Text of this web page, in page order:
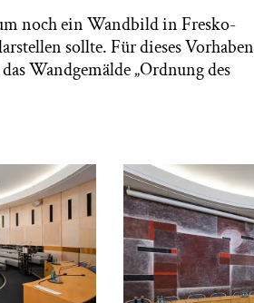
noch ein Wandbild in Fresko-
sollte. Für dieses Vorhaben
Wandgemälde „Ordnung des